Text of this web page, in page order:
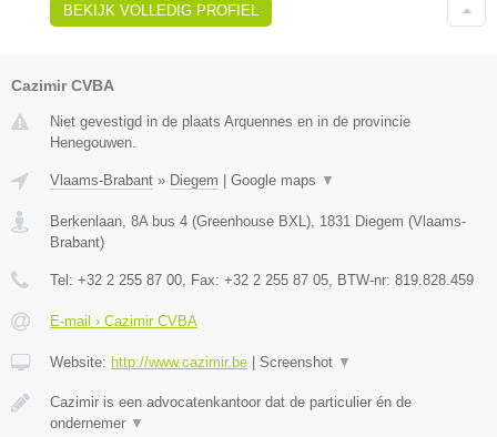
BEKIJK VOLLEDIG PROFIEL
Cazimir CVBA
Niet gevestigd in de plaats Arquennes en in de provincie
Henegouwen.
Vlaams-Brabant » Diegem | Google maps ▼
Berkenlaan, 8A bus 4 (Greenhouse BXL) 1831 Diegem (Vlaams-
Brabant)
Tel: +32 2 255 87 00 , Fax: +32 2 255 87 05 , BTW-nr: 819.828.459
E-mail › Cazimir CVBA
Website: http://www.cazimir.be | Screenshot ▼
Cazimir is een advocatenkantoor dat de particulier én de
ondernemer ▼